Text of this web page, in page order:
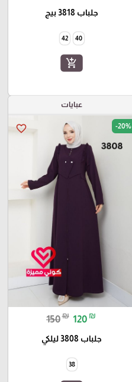
جلباب 3818 بيج
40
42
add_shopping_cart
عبايات
favorite_border -20%
150₪ 120 ₪
جلباب 3808 ليلكي
38